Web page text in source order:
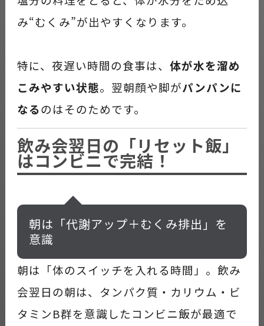
み“むくみ”が出やすくなります。
特に、夜遅い時間の食事は、 体が水を溜め
こみやすい状態。翌朝顔や脚がパンパンに
なるのはそのためです。
飲み会翌日の「リセット飯」
はコンビニで完結！
朝は「代謝アップ＋むくみ排出」を
意識
朝は「体のスイッチを入れる時間」。飲み
会翌日の朝は、タンパク質・カリウム・ビ
タミンB群を意識したコンビニ飯が最適で